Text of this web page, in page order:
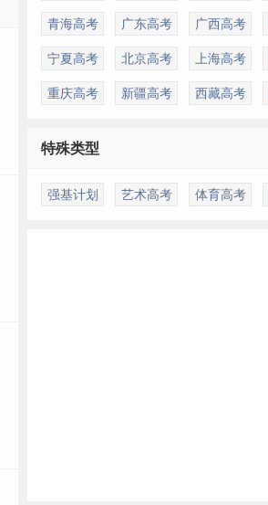
青海高考 广东高考 广西高考
宁夏高考 北京高考 上海高考
重庆高考 新疆高考 西藏高考
特殊类型
强基计划 艺术高考 体育高考